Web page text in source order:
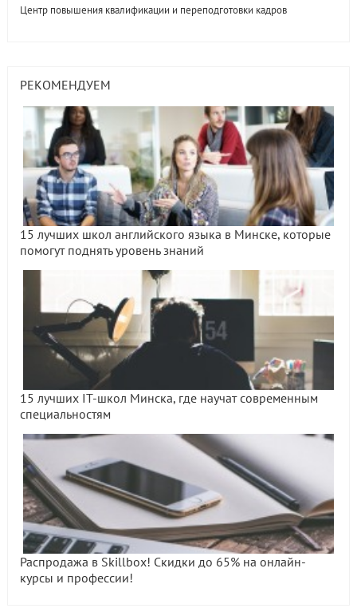
Центр повышения квалификации и переподготовки кадров
РЕКОМЕНДУЕМ
15 лучших школ английского языка в Минске, которые
помогут поднять уровень знаний
15 лучших IT-школ Минска, где научат современным
специальностям
Распродажа в Skillbox! Скидки до 65% на онлайн-
курсы и профессии!